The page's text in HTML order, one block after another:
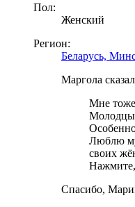
Пол:
Женский
Регион:
Беларусь,
Маргола
Мне
Люблю
своих
Спасибо,